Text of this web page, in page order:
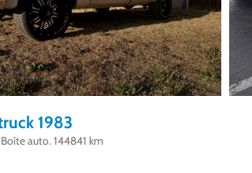
1983
auto. 144841 km